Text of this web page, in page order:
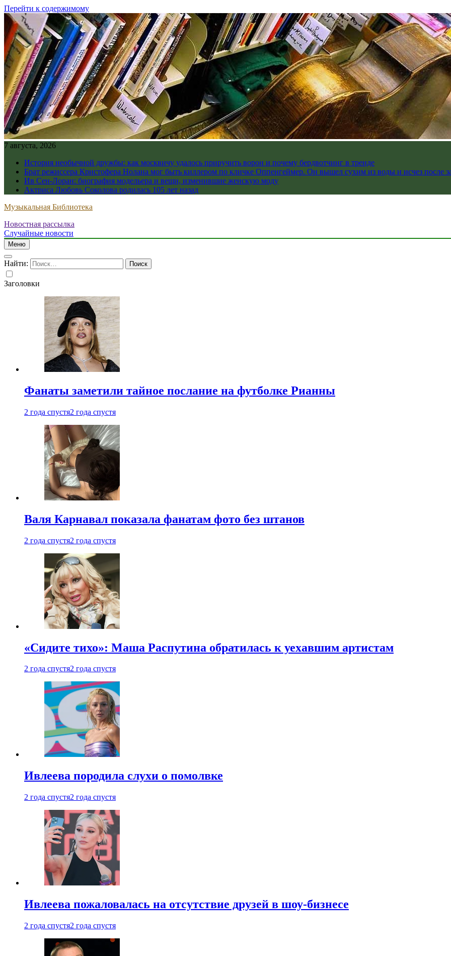
Перейти к содержимому
7 августа, 2026
История необычной дружбы: как москвичу удалось приручить ворон и почему бердвотчинг в тренде
Брат режиссера Кристофера Нолана мог быть киллером по кличке Оппенгеймер. Он вышел сухим из воды и исчез после
Ив Сен-Лоран: биография модельера и вещи, изменившие женскую моду
Актриса Любовь Соколова родилась 105 лет назад
Музыкальная Библиотека
Новостная рассылка
Случайные новости
Меню
Найти:
Заголовки
Фанаты заметили тайное послание на футболке Рианны
2 года спустя2 года спустя
Валя Карнавал показала фанатам фото без штанов
2 года спустя2 года спустя
«Сидите тихо»: Маша Распутина обратилась к уехавшим артистам
2 года спустя2 года спустя
Ивлеева породила слухи о помолвке
2 года спустя2 года спустя
Ивлеева пожаловалась на отсутствие друзей в шоу-бизнесе
2 года спустя2 года спустя